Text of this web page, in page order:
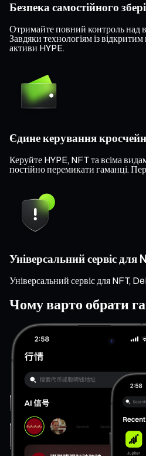
Безпека самостійного
Отримайте повний контроль над
Завдяки технологіям із
активи HYPE.
Єдине керування
Керуйте HYPE, NFT та всіма
постійно перемикати гаманці.
Універсальний сервіс для
Універсальний сервіс для NFT,
Чому варто обрати